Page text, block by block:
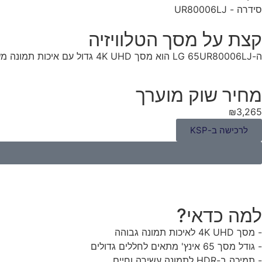
סידרה - UR80006LJ
קצת על מסך הטלוויזיה
ה-LG 65UR80006LJ הוא מסך 4K UHD גדול עם איכות תמונה מעולה ומחיר תחרותי.
מחיר שוק מוערך
₪3,265
לרכישה ב-KSP
למה כדאי?
- מסך 4K UHD לאיכות תמונה גבוהה
- גודל מסך 65 אינץ' מתאים לחללים גדולים